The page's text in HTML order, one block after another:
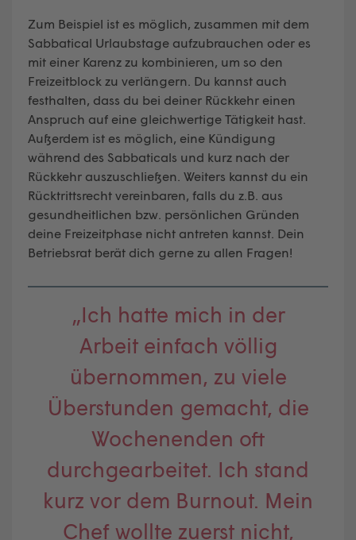
Zum Beispiel ist es möglich, zusammen mit dem
Sabbatical Urlaubstage aufzubrauchen oder es
mit einer Karenz zu kombinieren, um so den
Freizeitblock zu verlängern. Du kannst auch
festhalten, dass du bei deiner Rückkehr einen
Anspruch auf eine gleichwertige Tätigkeit hast.
Außerdem ist es möglich, eine Kündigung
während des Sabbaticals und kurz nach der
Rückkehr auszuschließen. Weiters kannst du ein
Rücktrittsrecht vereinbaren, falls du z.B. aus
gesundheitlichen bzw. persönlichen Gründen
deine Freizeitphase nicht antreten kannst. Dein
Betriebsrat berät dich gerne zu allen Fragen!
„Ich hatte mich in der
Arbeit einfach völlig
übernommen, zu viele
Überstunden gemacht, die
Wochenenden oft
durchgearbeitet. Ich stand
kurz vor dem Burnout. Mein
Chef wollte zuerst nicht,